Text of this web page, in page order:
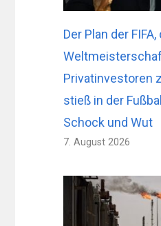
Der Plan der FIFA,
Privatinvestoren
stieß in der
Schock und Wut
7. August 2026